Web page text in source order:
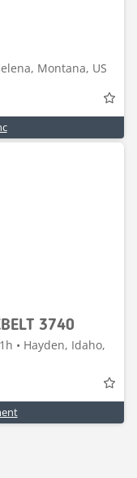
Montana, US
3740
• Hayden, Idaho,